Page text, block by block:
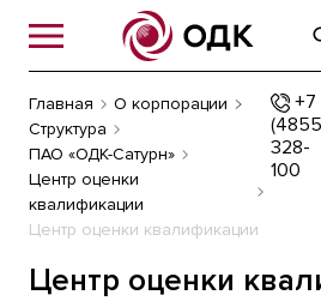
Главная
О корпорации
Структура
ПАО «ОДК-Сатурн»
Центр оценки
квалификации
Центр оценки квалификации
+7
328-
100
Центр оценки